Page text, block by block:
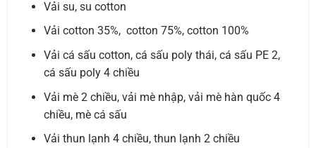
Vải su, su cotton
Vải cotton 35%, cotton 75%, cotton 100%
Vải cá sấu cotton, cá sấu poly thái, cá sấu PE 2,
cá sấu poly 4 chiều
Vải mè 2 chiều, vải mè nhập, vải mè hàn quốc 4
chiều, mè cá sấu
Vải thun lạnh 4 chiều, thun lạnh 2 chiều